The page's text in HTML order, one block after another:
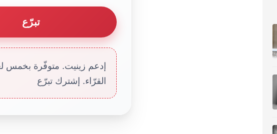
تبرّع
إدعم زينيت. متوفّرة بخمس
القرّاء. إشترك تبرّع